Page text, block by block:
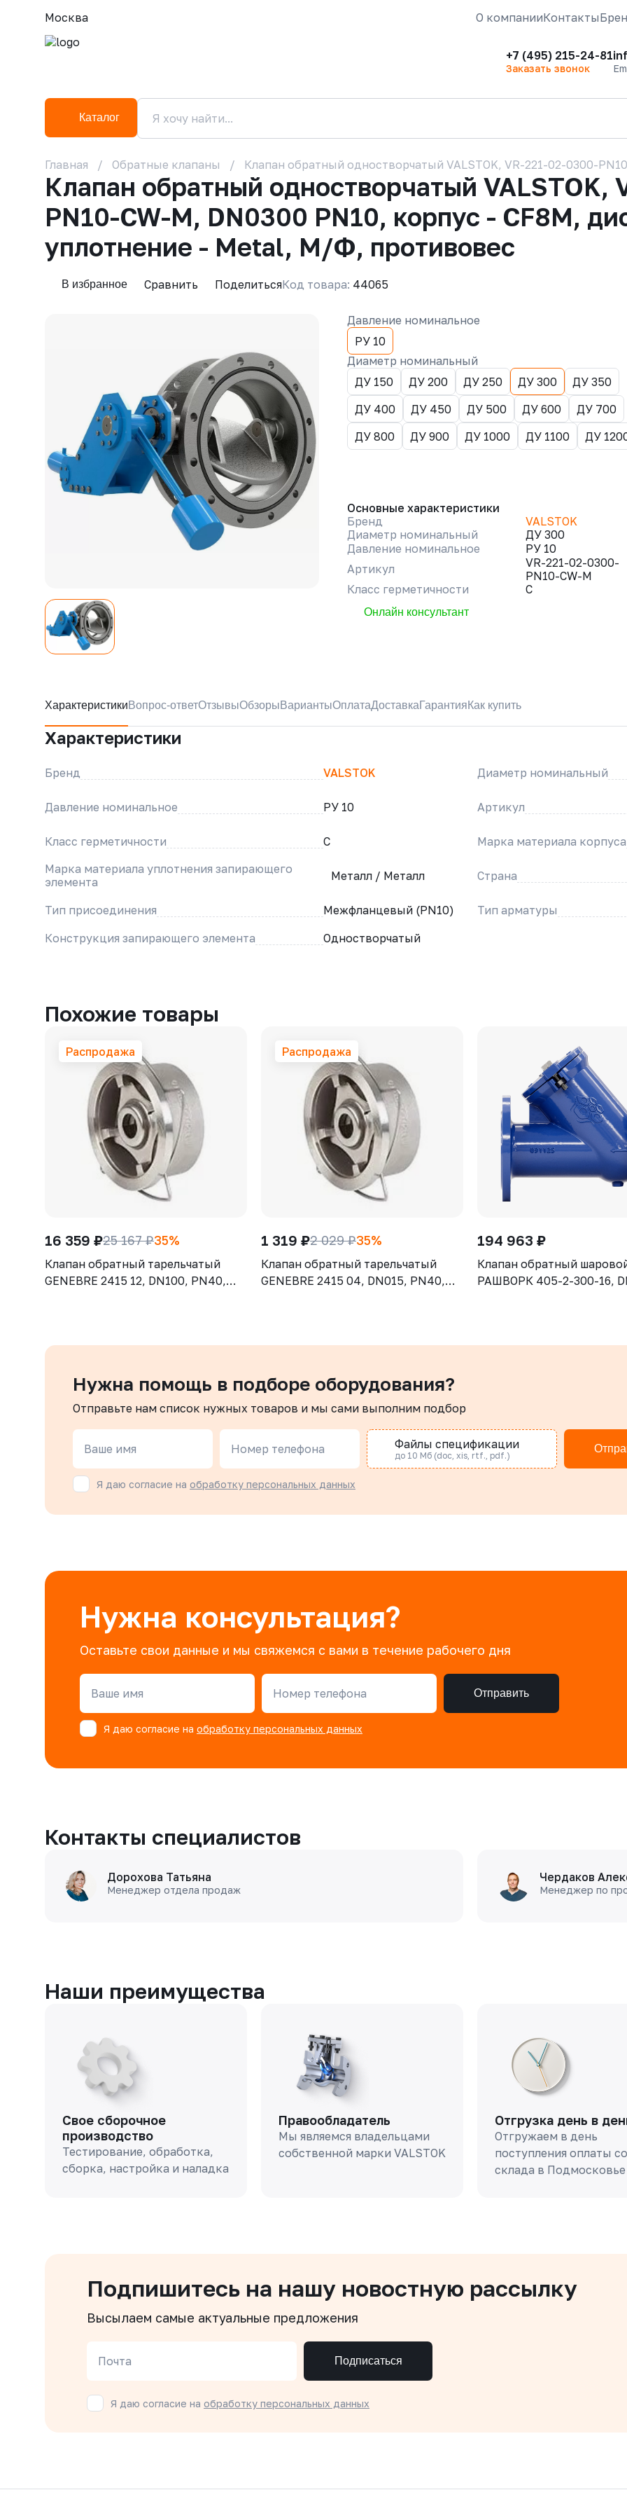
Москва О компанииКонтакты
+7 (495) 215-24-81
Заказать звонок
Каталог
Главная Обратные клапаны Клапан обратный одностворчатый VALSTOK, VR-221-02-0300-
Клапан обратный одностворчатый VALSTOK,
PN10-CW-M, DN0300 PN10, корпус - CF8M,
уплотнение - Metal, М/Ф, противовес
В избранное Сравнить ПоделитьсяКод товара: 44065
Давление номинальное
РУ 10
Диаметр номинальный
ДУ 150
ДУ 200 ДУ 250 ДУ 300
ДУ 350
ДУ 400
ДУ 450 ДУ 500 ДУ 600
ДУ 700
ДУ 800
ДУ 900 ДУ 1000 ДУ 1100 ДУ
Основные характеристики
Бренд
VALSTOK
Диаметр номинальный
ДУ 300
Давление номинальное
РУ 10
Артикул
VR-221-02-0300-
PN10-CW-M
Класс герметичности
C
Онлайн консультант
Характеристики Вопрос-ответОтзывыОбзоры ВариантыОплатаДоставка Гарантия Как купить
Характеристики
Бренд VALSTOK Диаметр номинальный
Давление номинальное РУ 10 Артикул
Класс герметичности
C Марка материала корпуса
Марка материала уплотнения запирающего
элемента
Металл / Металл Страна
Тип присоединения Межфланцевый (PN10) Тип арматуры
Конструкция запирающего элемента
Одностворчатый
Похожие товары
Распродажа
16 359 ₽25 167 ₽35%
Клапан обратный тарельчатый
GENEBRE 2415 12, DN100, PN40,
Распродажа
1 319 ₽2 029 ₽35%
Клапан обратный тарельчатый
GENEBRE 2415 04, DN015, PN40,
194 963 ₽
Клапан обратный
РАШВОРК 405-2-300-16,
Нужна помощь в подборе оборудования?
Отправьте нам список нужных товаров и мы сами выполним подбор
Ваше имя Номер телефона Файлы спецификации
до 10 Мб (doc, xis, rtf., pdf.)
Я даю согласие на обработку персональных данных
Нужна консультация?
Оставьте свои данные и мы свяжемся с вами в течение рабочего дня
Ваше имя Номер телефона Отправить
Я даю согласие на обработку персональных данных
Контакты специалистов
Дорохова Татьяна
Менеджер отдела продаж
Чердаков
Менеджер по
Наши преимущества
Свое сборочное
производство
Тестирование, обработка,
сборка, настройка и наладка
Правообладатель
Мы являемся владельцами
собственной марки VALSTOK
Отгрузка день в
Отгружаем в день
поступления оплаты со
склада в Подмосковье
Подпишитесь на нашу новостную рассылку
Высылаем самые актуальные предложения
Почта Подписаться
Я даю согласие на обработку персональных данных